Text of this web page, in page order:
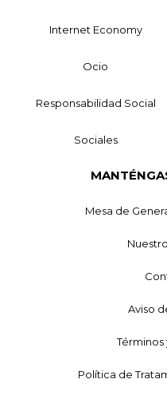
Internet Economy
Ocio
Responsabilidad Social
Sociales
Mesa de
Aviso
Política de